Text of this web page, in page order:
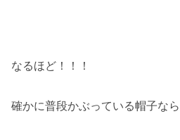
なるほど！！！
確かに普段かぶっている帽子なら